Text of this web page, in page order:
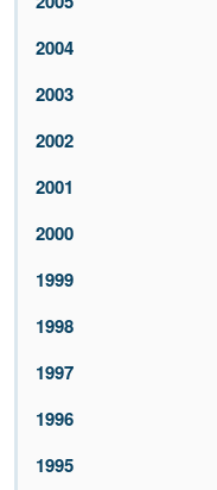
2004
2003
2002
2001
2000
1999
1998
1997
1996
1995